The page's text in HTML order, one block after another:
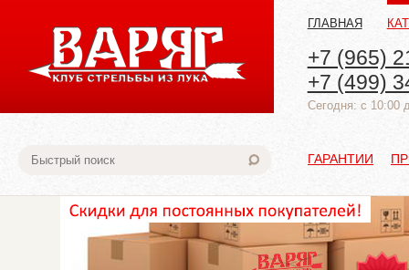
ГЛАВНАЯ
+7 (965)
+7 (499)
Cегодня: с 10:00
ГАРАНТИИ